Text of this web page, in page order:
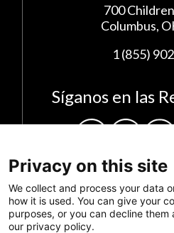
700
Columbus,
1 (855)
Síganos en las
Privacy on this site
We collect and process your data
how it is used. You can give your
purposes, or you can decline them
our privacy policy.